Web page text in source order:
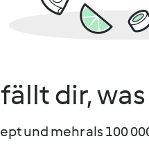
dir,
und mehr als 100